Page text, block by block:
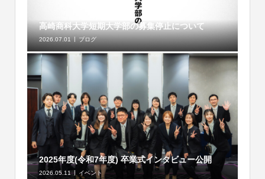
高崎商科大学短期大学部の募集停止について
2026.07.01 ブログ
2025年度(令和7年度) 卒業式インタビュー公開
2026.05.11 イベント